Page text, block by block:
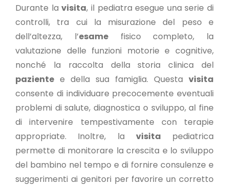
Durante lavisita, il pediatra esegue una serie di
controlli, tra cui la misurazione del peso e
dell’altezza, l’esamefisico completo, la
valutazione delle funzioni motorie e cognitive,
nonché la raccolta della storia clinica del
paziente e della sua famiglia. Questa visita
consente di individuare precocemente eventuali
problemi di salute, diagnostica o sviluppo, al fine
di intervenire tempestivamente con terapie
appropriate. Inoltre, la visita pediatrica
permette di monitorare la crescita e lo sviluppo
del bambino nel tempo e di fornire consulenze e
suggerimenti ai genitori per favorire un corretto